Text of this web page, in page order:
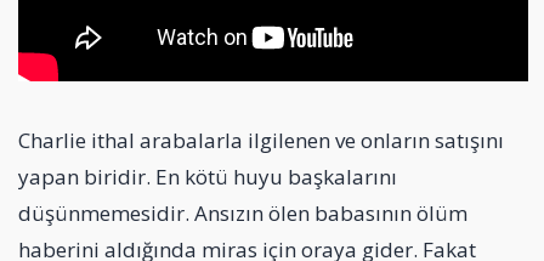
Charlie ithal arabalarla ilgilenen ve onların satışını
yapan biridir. En kötü huyu başkalarını
düşünmemesidir. Ansızın ölen babasının ölüm
haberini aldığında miras için oraya gider. Fakat